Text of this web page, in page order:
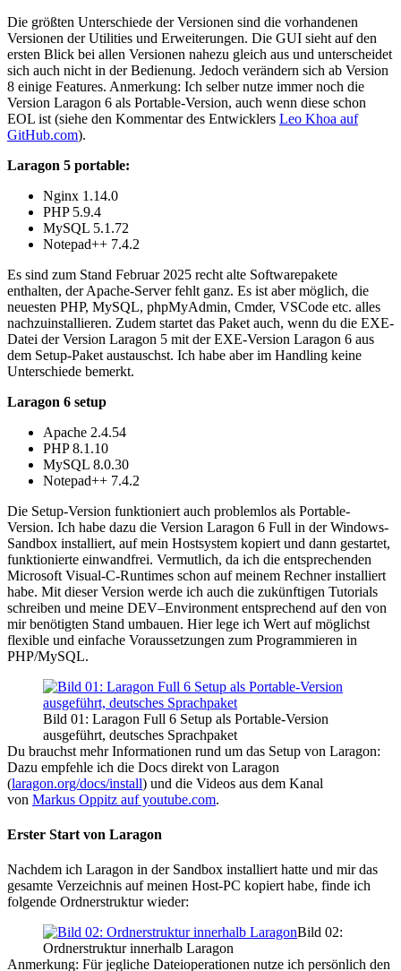
Die größten Unterschiede der Versionen sind die vorhandenen
Versionen der Utilities und Erweiterungen. Die GUI sieht auf den
ersten Blick bei allen Versionen nahezu gleich aus und unterscheidet
sich auch nicht in der Bedienung. Jedoch verändern sich ab Version
8 einige Features. Anmerkung: Ich selber nutze immer noch die
Version Laragon 6 als Portable-Version, auch wenn diese schon
EOL ist (siehe den Kommentar des Entwicklers Leo Khoa auf
GitHub.com).
Laragon 5 portable:
Nginx 1.14.0
PHP 5.9.4
MySQL 5.1.72
Notepad++ 7.4.2
Es sind zum Stand Februar 2025 recht alte Softwarepakete
enthalten, der Apache-Server fehlt ganz. Es ist aber möglich, die
neuesten PHP, MySQL, phpMyAdmin, Cmder, VSCode etc. alles
nachzuinstallieren. Zudem startet das Paket auch, wenn du die EXE-
Datei der Version Laragon 5 mit der EXE-Version Laragon 6 aus
dem Setup-Paket austauschst. Ich habe aber im Handling keine
Unterschiede bemerkt.
Laragon 6 setup
Apache 2.4.54
PHP 8.1.10
MySQL 8.0.30
Notepad++ 7.4.2
Die Setup-Version funktioniert auch problemlos als Portable-
Version. Ich habe dazu die Version Laragon 6 Full in der Windows-
Sandbox installiert, auf mein Hostsystem kopiert und dann gestartet,
funktionierte einwandfrei. Vermutlich, da ich die entsprechenden
Microsoft Visual-C-Runtimes schon auf meinem Rechner installiert
habe. Mit dieser Version werde ich auch die zukünftigen Tutorials
schreiben und meine DEV–Environment entsprechend auf den von
mir benötigten Stand umbauen. Hier lege ich Wert auf möglichst
flexible und einfache Voraussetzungen zum Programmieren in
PHP/MySQL.
Bild 01: Laragon Full 6 Setup als Portable-Version
ausgeführt, deutsches Sprachpaket
Du brauchst mehr Informationen rund um das Setup von Laragon:
Dazu empfehle ich die Docs direkt von Laragon
(laragon.org/docs/install) und die Videos aus dem Kanal
von Markus Oppitz auf youtube.com.
Erster Start von Laragon
Nachdem ich Laragon in der Sandbox installiert hatte und mir das
gesamte Verzeichnis auf meinen Host-PC kopiert habe, finde ich
folgende Ordnerstruktur wieder:
Bild 02:
Ordnerstruktur innerhalb Laragon
Anmerkung: Für jegliche Dateioperationen nutze ich persönlich den